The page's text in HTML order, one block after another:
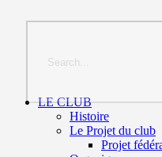
LE CLUB
Histoire
Le Projet du club
Projet